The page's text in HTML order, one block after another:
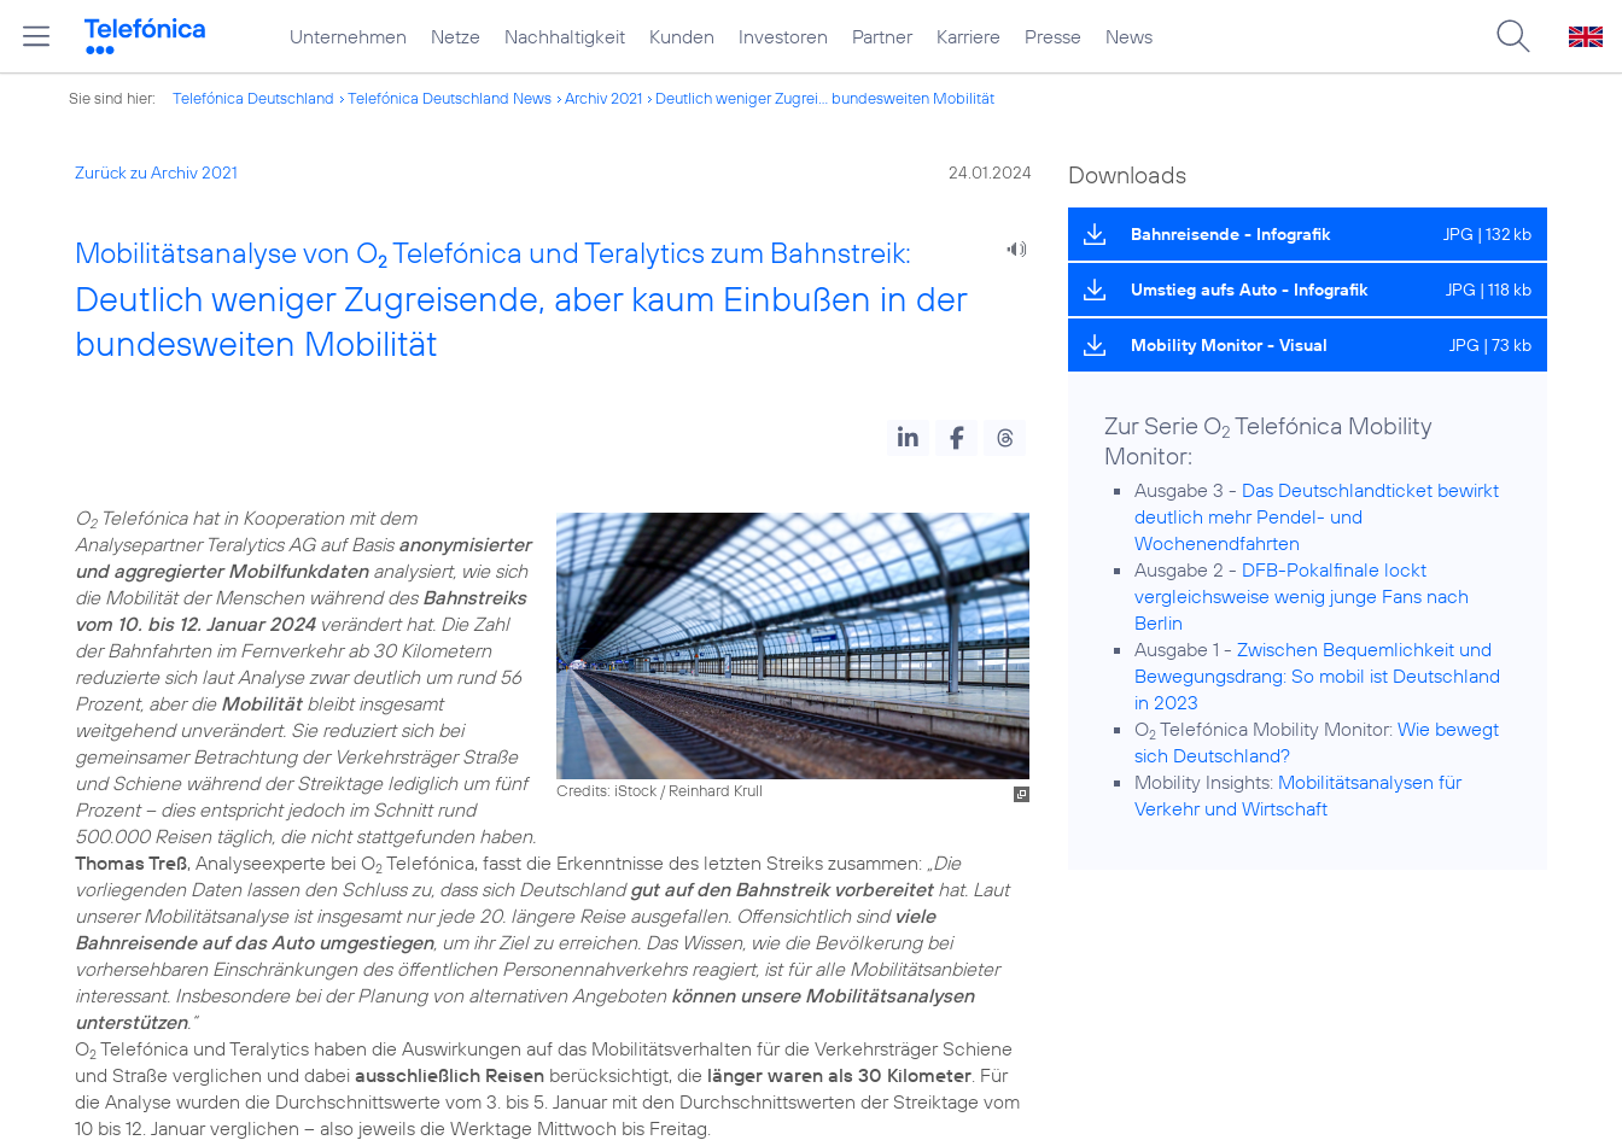
Unternehmen Netze Nachhaltigkeit Kunden Investoren Partner Karriere Presse News
Sie sind hier: Telefónica Deutschland Telefónica Deutschland News Archiv 2021 Deutlich weniger Zugrei... bundesweiten Mobilität
Zurück zu Archiv 2021 24.01.2024
Mobilitätsanalyse von O2 Telefónica und Teralytics zum Bahnstreik:
Deutlich weniger Zugreisende, aber kaum Einbußen in der
bundesweiten Mobilität
Credits: iStock / Reinhard Krull
O2Telefónica hat in Kooperation mit dem
Analysepartner Teralytics AG auf Basis anonymisierter
und aggregierter Mobilfunkdatenanalysiert, wie sich
die Mobilität der Menschen während des Bahnstreiks
vom 10. bis 12. Januar 2024verändert hat. Die Zahl
der Bahnfahrten im Fernverkehr ab 30 Kilometern
reduzierte sich laut Analyse zwar deutlich um rund 56
Prozent, aber die Mobilitätbleibt insgesamt
weitgehend unverändert. Sie reduziert sich bei
gemeinsamer Betrachtung der Verkehrsträger Straße
und Schiene während der Streiktage lediglich um fünf
Prozent – dies entspricht jedoch im Schnitt rund
500.000 Reisen täglich, die nicht stattgefunden haben.
Thomas Treß, Analyseexperte bei O2 Telefónica, fasst die Erkenntnisse des letzten Streiks zusammen: „Die
vorliegenden Daten lassen den Schluss zu, dass sich Deutschlandgut auf den Bahnstreik vorbereitethat. Laut
unserer Mobilitätsanalyse ist insgesamt nur jede 20. längere Reise ausgefallen. Offensichtlich sind viele
Bahnreisende auf das Auto umgestiegen, um ihr Ziel zu erreichen. Das Wissen, wie die Bevölkerung bei
vorhersehbaren Einschränkungen des öffentlichen Personennahverkehrs reagiert, ist für alle Mobilitätsanbieter
interessant. Insbesondere bei der Planung von alternativen Angeboten können unsere Mobilitätsanalysen
unterstützen.“
O2 Telefónica und Teralytics haben die Auswirkungen auf das Mobilitätsverhalten für die Verkehrsträger Schiene
und Straße verglichen und dabei ausschließlich Reisen berücksichtigt, die länger waren als 30 Kilometer. Für
die Analyse wurden die Durchschnittswerte vom 3. bis 5. Januar mit den Durchschnittswerten der Streiktage vom
10 bis 12. Januar verglichen – also jeweils die Werktage Mittwoch bis Freitag.
Downloads
Bahnreisende - Infografik JPG | 132 kb
Umstieg aufs Auto - Infografik JPG | 118 kb
Mobility Monitor - Visual JPG | 73 kb
Zur Serie O2 Telefónica Mobility
Monitor:
Ausgabe 3 - Das Deutschlandticket bewirkt
deutlich mehr Pendel- und
Wochenendfahrten
Ausgabe 2 - DFB-Pokalfinale lockt
vergleichsweise wenig junge Fans nach
Berlin
Ausgabe 1 -Zwischen Bequemlichkeit und
Bewegungsdrang: So mobil ist Deutschland
in 2023
O2 Telefónica Mobility Monitor:Wie bewegt
sich Deutschland?
Mobility Insights: Mobilitätsanalysen für
Verkehr und Wirtschaft